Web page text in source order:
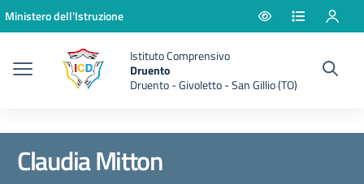
Vai ai contenuti
Vai al menu di navigazione
Vai al footer
Ministero dell'Istruzione
Istituto Comprensivo
Druento
Druento - Givoletto - San Gillio (TO)
Claudia Mitton